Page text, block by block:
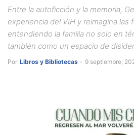
Entre la autoficción y la memoria,
experiencia del VIH y reimagina las
entendiendo la familia no solo en
también como un espacio de
Por Libros y Bibliotecas - 9 septiembre,